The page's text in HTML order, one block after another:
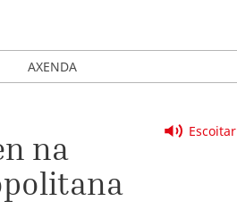
AXENDA
Escoitar
na